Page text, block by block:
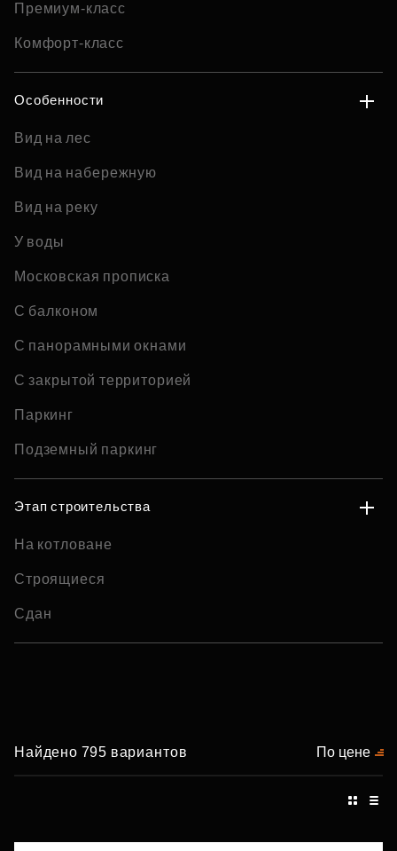
Премиум-класс
Комфорт-класс
Особенности
Вид на лес
Вид на набережную
Вид на реку
У воды
Московская прописка
С балконом
С панорамными окнами
С закрытой территорией
Паркинг
Подземный паркинг
Этап строительства
На котловане
Строящиеся
Сдан
Найдено 795 вариантов По цене